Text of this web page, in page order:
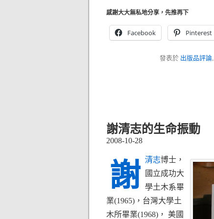
感謝大大無私地分享，先推再下
Facebook Pinterest
發表於 出版品評論,
謝清志的生命振動
2008-10-28
謝 清志博士，
國立成功大
學土木系畢
業(1965)，台灣大學土
木所畢業(1968)， 美國